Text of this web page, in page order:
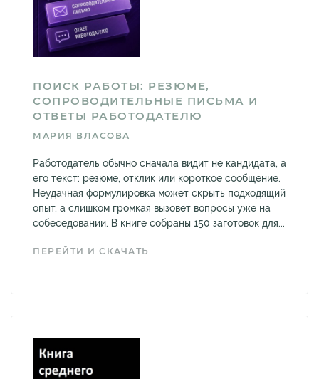
ПОИСК РАБОТЫ: РЕЗЮМЕ,
СОПРОВОДИТЕЛЬНЫЕ ПИСЬМА И
ОТВЕТЫ РАБОТОДАТЕЛЮ
МАРИЯ ВЛАСОВА
Работодатель обычно сначала видит не кандидата, а
его текст: резюме, отклик или короткое сообщение.
Неудачная формулировка может скрыть подходящий
опыт, а слишком громкая вызовет вопросы уже на
собеседовании. В книге собраны 150 заготовок для...
ПЕРЕЙТИ И СКАЧАТЬ